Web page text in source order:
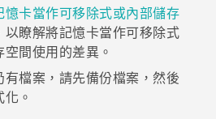
憶卡當作可移除式或內部儲存
以瞭解將記憶卡當作可移除式
間使用的差異。
檔案，請先備份檔案，然後
。